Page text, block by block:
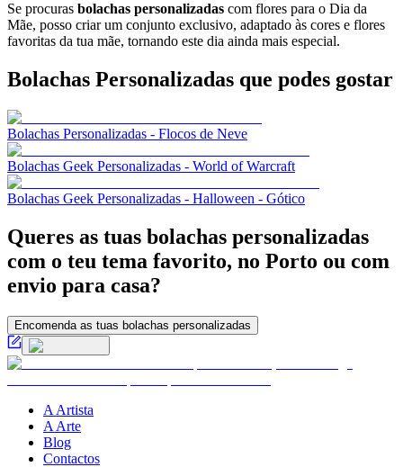
Se procuras bolachas personalizadas com flores para o Dia da
Mãe, posso criar um conjunto exclusivo, adaptado às cores e flores
favoritas da tua mãe, tornando este dia ainda mais especial.
Bolachas Personalizadas que podes gostar
Bolachas Personalizadas - Flocos de Neve
Bolachas Geek Personalizadas - World of Warcraft
Bolachas Geek Personalizadas - Halloween - Gótico
Queres as tuas bolachas personalizadas
com o teu tema favorito, no Porto ou com
envio para casa?
Encomenda as tuas bolachas personalizadas
A Artista
A Arte
Blog
Contactos